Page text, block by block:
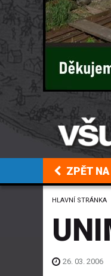
ZPĚT
HLAVNÍ STRÁNKA
26. 03. 2006